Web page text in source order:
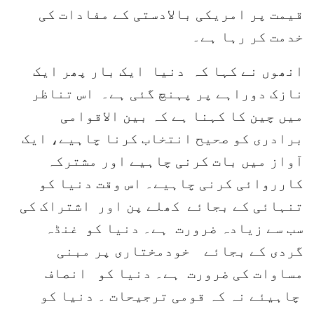
قیمت پر امریکی بالادستی کے مفادات کی
خدمت کر رہا ہے۔
انھوں نے کہا کہ دنیا ایک بار پھر ایک
نازک دوراہے پر پہنچ گئی ہے۔ اس تناظر
میں چین کا کہنا ہے کہ بین الاقوامی
برادری کو صحیح انتخاب کرنا چاہیے، ایک
آواز میں بات کرنی چاہیے اور مشترکہ
کارروائی کرنی چاہیے۔ اس وقت دنیا کو
تنہائی کے بجائے کھلے پن اور اشتراک کی
سب سے زیادہ ضرورت ہے۔ دنیا کو غنڈہ
گردی کے بجائے خودمختاری پر مبنی
مساوات کی ضرورت ہے۔ دنیا کو انصاف
چاہیئے نہ کہ قومی ترجیحات ۔ دنیا کو